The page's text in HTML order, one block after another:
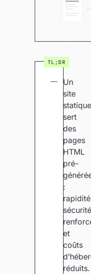
Un
site
statique
sert
des
pages
HTML
pré-
:
sécurité
et
coûts
réduits.